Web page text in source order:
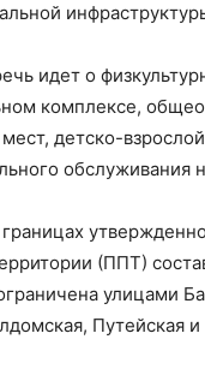
идет о
комплексе,
детско-
обслуживания
(ППТ)
улицами
Путейская